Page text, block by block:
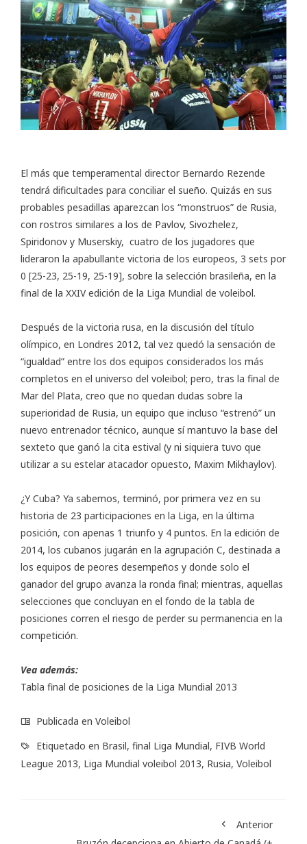
El más que temperamental director Bernardo Rezende
tendrá dificultades para conciliar el sueño. Quizás en sus
probables pesadillas aparezcan los “monstruos” de Rusia,
con rostros similares a los de Pavlov, Sivozhelez,
Spiridonov y Muserskiy, cuatro de los jugadores que
lideraron la apabullante victoria de los europeos, 3 sets por
0 [25-23, 25-19, 25-19], sobre la selección brasileña, en la
final de la XXIV edición de la Liga Mundial de voleibol.
Después de la victoria rusa, en la discusión del título
olímpico, en Londres 2012, tal vez quedó la sensación de
“igualdad” entre los dos equipos considerados los más
completos en el universo del voleibol; pero, tras la final de
Mar del Plata, creo que no quedan dudas sobre la
superioridad de Rusia, un equipo que incluso “estrenó” un
nuevo entrenador técnico, aunque sí mantuvo la base del
sexteto que ganó la cita estival (y ni siquiera tuvo que
utilizar a su estelar atacador opuesto, Maxim Mikhaylov).
¿Y Cuba? Ya sabemos, terminó, por primera vez en su
historia de 23 participaciones en la Liga, en la última
posición, con apenas 1 triunfo y 4 puntos. En la edición de
2014, los cubanos jugarán en la agrupación C, destinada a
los equipos de peores desempeños y donde solo el
ganador del grupo avanza la ronda final; mientras, aquellas
selecciones que concluyan en el fondo de la tabla de
posiciones corren el riesgo de perder su permanencia en la
competición.
Vea además:
Tabla final de posiciones de la Liga Mundial 2013
Publicada en Voleibol
Etiquetado en Brasil, final Liga Mundial, FIVB World
League 2013, Liga Mundial voleibol 2013, Rusia, Voleibol
Anterior